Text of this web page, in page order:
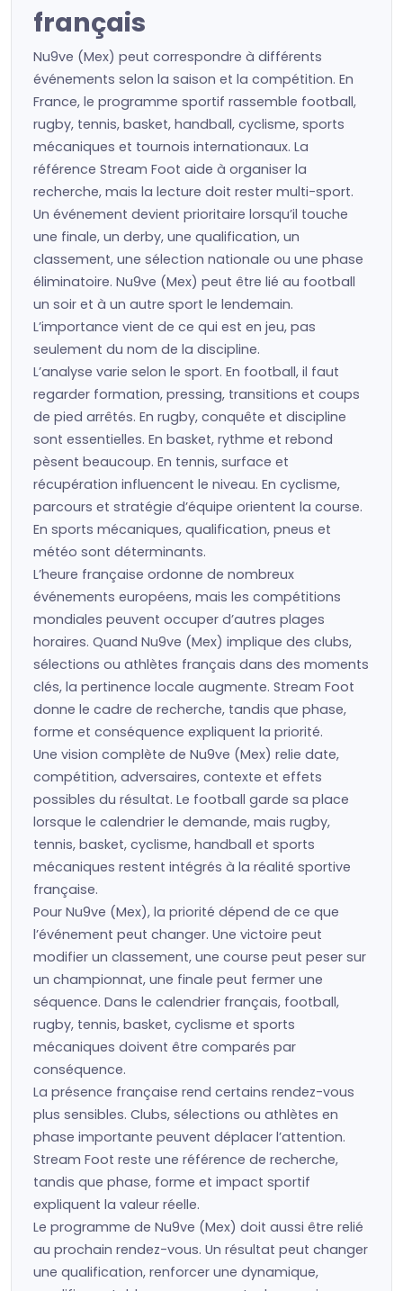
français
Nu9ve (Mex) peut correspondre à différents
événements selon la saison et la compétition. En
France, le programme sportif rassemble football,
rugby, tennis, basket, handball, cyclisme, sports
mécaniques et tournois internationaux. La
référence Stream Foot aide à organiser la
recherche, mais la lecture doit rester multi-sport.
Un événement devient prioritaire lorsqu’il touche
une finale, un derby, une qualification, un
classement, une sélection nationale ou une phase
éliminatoire. Nu9ve (Mex) peut être lié au football
un soir et à un autre sport le lendemain.
L’importance vient de ce qui est en jeu, pas
seulement du nom de la discipline.
L’analyse varie selon le sport. En football, il faut
regarder formation, pressing, transitions et coups
de pied arrêtés. En rugby, conquête et discipline
sont essentielles. En basket, rythme et rebond
pèsent beaucoup. En tennis, surface et
récupération influencent le niveau. En cyclisme,
parcours et stratégie d’équipe orientent la course.
En sports mécaniques, qualification, pneus et
météo sont déterminants.
L’heure française ordonne de nombreux
événements européens, mais les compétitions
mondiales peuvent occuper d’autres plages
horaires. Quand Nu9ve (Mex) implique des clubs,
sélections ou athlètes français dans des moments
clés, la pertinence locale augmente. Stream Foot
donne le cadre de recherche, tandis que phase,
forme et conséquence expliquent la priorité.
Une vision complète de Nu9ve (Mex) relie date,
compétition, adversaires, contexte et effets
possibles du résultat. Le football garde sa place
lorsque le calendrier le demande, mais rugby,
tennis, basket, cyclisme, handball et sports
mécaniques restent intégrés à la réalité sportive
française.
Pour Nu9ve (Mex), la priorité dépend de ce que
l’événement peut changer. Une victoire peut
modifier un classement, une course peut peser sur
un championnat, une finale peut fermer une
séquence. Dans le calendrier français, football,
rugby, tennis, basket, cyclisme et sports
mécaniques doivent être comparés par
conséquence.
La présence française rend certains rendez-vous
plus sensibles. Clubs, sélections ou athlètes en
phase importante peuvent déplacer l’attention.
Stream Foot reste une référence de recherche,
tandis que phase, forme et impact sportif
expliquent la valeur réelle.
Le programme de Nu9ve (Mex) doit aussi être relié
au prochain rendez-vous. Un résultat peut changer
une qualification, renforcer une dynamique,